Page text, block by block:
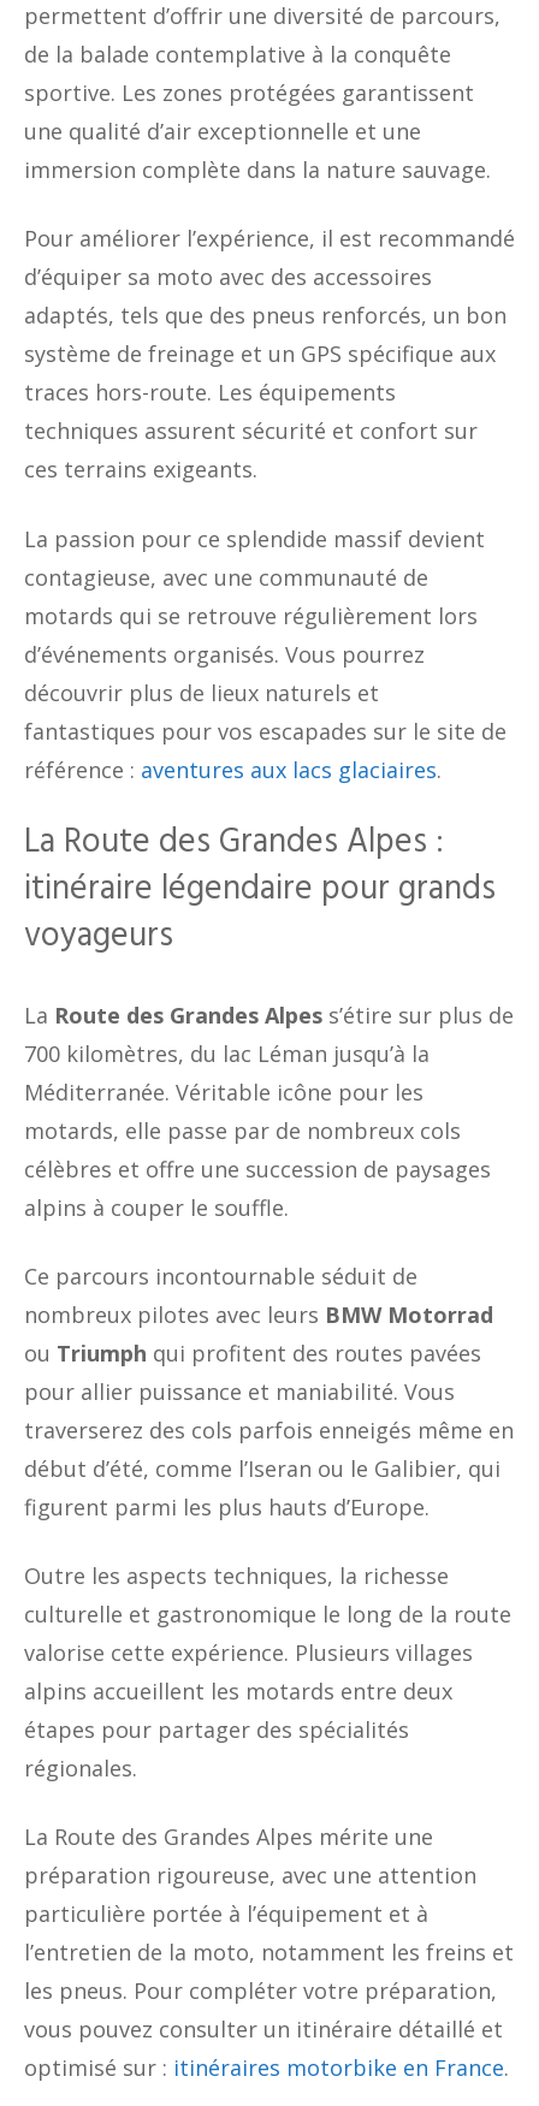
permettent d’offrir une diversité de parcours,
de la balade contemplative à la conquête
sportive. Les zones protégées garantissent
une qualité d’air exceptionnelle et une
immersion complète dans la nature sauvage.
Pour améliorer l’expérience, il est recommandé
d’équiper sa moto avec des accessoires
adaptés, tels que des pneus renforcés, un bon
système de freinage et un GPS spécifique aux
traces hors-route. Les équipements
techniques assurent sécurité et confort sur
ces terrains exigeants.
La passion pour ce splendide massif devient
contagieuse, avec une communauté de
motards qui se retrouve régulièrement lors
d’événements organisés. Vous pourrez
découvrir plus de lieux naturels et
fantastiques pour vos escapades sur le site de
référence : aventures aux lacs glaciaires.
La Route des Grandes Alpes :
itinéraire légendaire pour grands
voyageurs
La Route des Grandes Alpes s’étire sur plus de
700 kilomètres, du lac Léman jusqu’à la
Méditerranée. Véritable icône pour les
motards, elle passe par de nombreux cols
célèbres et offre une succession de paysages
alpins à couper le souffle.
Ce parcours incontournable séduit de
nombreux pilotes avec leurs BMW Motorrad
ou Triumph qui profitent des routes pavées
pour allier puissance et maniabilité. Vous
traverserez des cols parfois enneigés même en
début d’été, comme l’Iseran ou le Galibier, qui
figurent parmi les plus hauts d’Europe.
Outre les aspects techniques, la richesse
culturelle et gastronomique le long de la route
valorise cette expérience. Plusieurs villages
alpins accueillent les motards entre deux
étapes pour partager des spécialités
régionales.
La Route des Grandes Alpes mérite une
préparation rigoureuse, avec une attention
particulière portée à l’équipement et à
l’entretien de la moto, notamment les freins et
les pneus. Pour compléter votre préparation,
vous pouvez consulter un itinéraire détaillé et
optimisé sur : itinéraires motorbike en France.